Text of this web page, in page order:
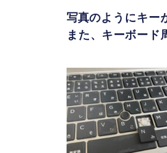
写真のようにキー
また、キーボード